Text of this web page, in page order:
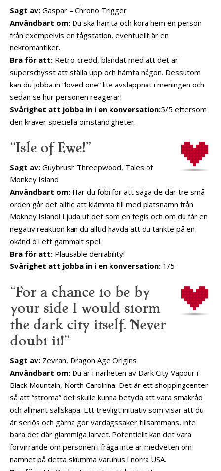
Sagt av: Gaspar – Chrono Trigger
Användbart om: Du ska hämta och köra hem en person
från exempelvis en tågstation, eventuellt är en
nekromantiker.
Bra för att: Retro-credd, blandat med att det är
superschysst att ställa upp och hämta någon. Dessutom
kan du jobba in “loved one” lite avslappnat i meningen och
sedan se hur personen reagerar!
Svårighet att jobba in i en konversation:5/5 eftersom
den kräver speciella omständigheter.
“Isle of Ewe!”
Sagt av: Guybrush Threepwood, Tales of
Monkey Island
Användbart om: Har du fobi för att säga de där tre små
orden går det alltid att klämma till med platsnamn från
Mokney Island! Ljuda ut det som en fegis och om du får en
negativ reaktion kan du alltid hävda att du tänkte på en
okänd ö i ett gammalt spel.
Bra för att: Plausable deniability!
Svårighet att jobba in i en konversation: 1/5
“For a chance to be by
your side I would storm
the dark city itself. Never
doubt it!”
Sagt av: Zevran, Dragon Age Origins
Användbart om: Du är i närheten av Dark City Vapour i
Black Mountain, North Carolrina. Det är ett shoppingcenter
så att “stroma” det skulle kunna betyda att vara smakråd
och allmänt sällskapa. Ett trevligt initiativ som visar att du
är seriös och gärna gör vardagssaker tillsammans, inte
bara det där glammiga larvet. Potentiellt kan det vara
förvirrande om personen i fråga inte är medveten om
namnet på detta skumma varuhus i norra USA.